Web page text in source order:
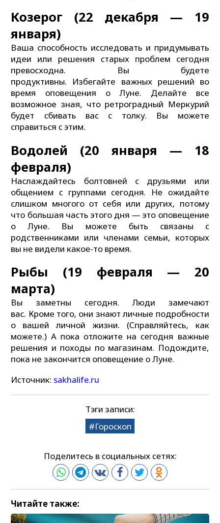
Козерог (22 декабря — 19
января)
Ваша способность исследовать и придумывать
идеи или решения старых проблем сегодня
превосходна. Вы будете
продуктивны. Избегайте важных решений во
время оповещения о Луне. Делайте все
возможное зная, что ретроградный Меркурий
будет сбивать вас с толку. Вы можете
справиться с этим.
Водолей (20 января — 18
февраля)
Наслаждайтесь болтовней с друзьями или
общением с группами сегодня. Не ожидайте
слишком многого от себя или других, потому
что большая часть этого дня — это оповещение
о Луне. Вы можете быть связаны с
родственниками или членами семьи, которых
вы не видели какое-то время.
Рыбы (19 февраля — 20
марта)
Вы заметны сегодня. Люди замечают
вас. Кроме того, они знают личные подробности
о вашей личной жизни. (Справляйтесь, как
можете.) А пока отложите на сегодня важные
решения и походы по магазинам. Подождите,
пока не закончится оповещение о Луне.
Источник: sakhalife.ru
Тэги записи:
Гороскоп
Поделитесь в социальных сетях:
Читайте также: